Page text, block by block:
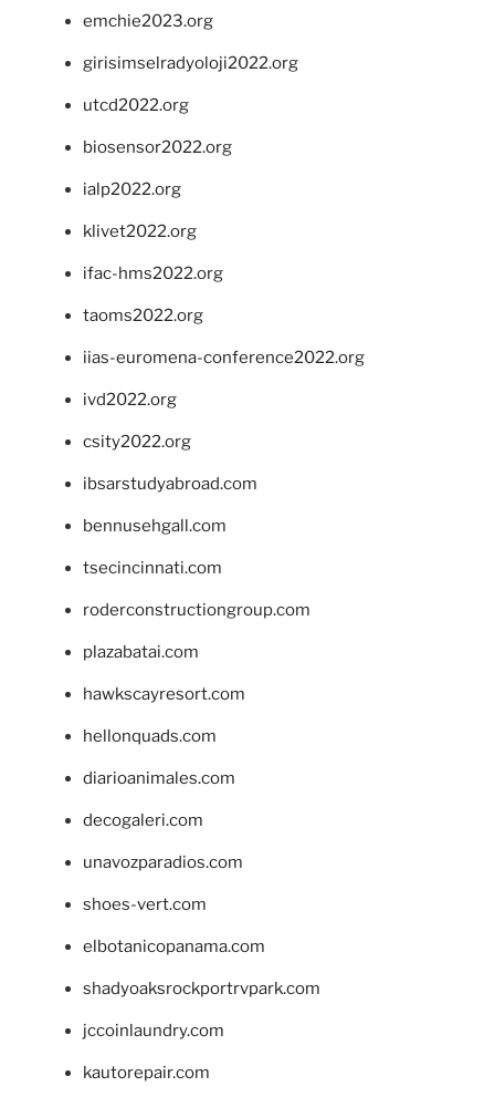
emchie2023.org
girisimselradyoloji2022.org
utcd2022.org
biosensor2022.org
ialp2022.org
klivet2022.org
ifac-hms2022.org
taoms2022.org
iias-euromena-conference2022.org
ivd2022.org
csity2022.org
ibsarstudyabroad.com
bennusehgall.com
tsecincinnati.com
roderconstructiongroup.com
plazabatai.com
hawkscayresort.com
hellonquads.com
diarioanimales.com
decogaleri.com
unavozparadios.com
shoes-vert.com
elbotanicopanama.com
shadyoaksrockportrvpark.com
jccoinlaundry.com
kautorepair.com